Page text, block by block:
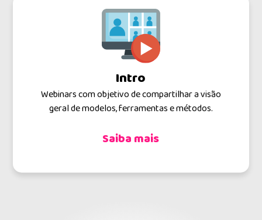
Intro
Webinars com objetivo de compartilhar a visão
geral de modelos, ferramentas e métodos.
Saiba mais